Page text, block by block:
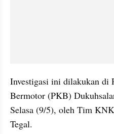
Investigasi ini dilakukan di
Bermotor (PKB)
Selasa (9/5), oleh Tim
Tegal.